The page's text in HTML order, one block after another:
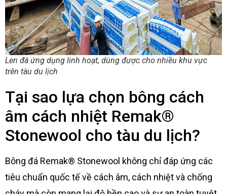
Len đá ứng dụng linh hoạt, dùng được cho nhiều khu vực
trên tàu du lịch
Tại sao lựa chọn bông cách
âm cách nhiệt Remak®
Stonewool cho tàu du lịch?
Bông đá Remak® Stonewool không chỉ đáp ứng các
tiêu chuẩn quốc tế về cách âm, cách nhiệt và chống